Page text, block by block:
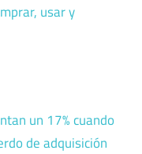
usar y
un 17% cuando
de adquisición